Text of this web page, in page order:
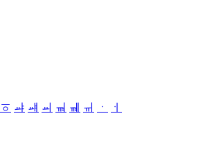
ㆆ ㆇ ㆈ ㆉ ㆊ ㆋ ㆌ ㆍ
ㆎ